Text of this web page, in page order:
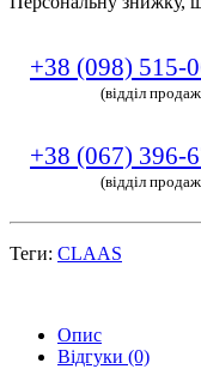
+38 (098) 515-
(відділ
+38 (067) 396-
(відділ
Теги: CLAAS
Опис
Відгуки (0)